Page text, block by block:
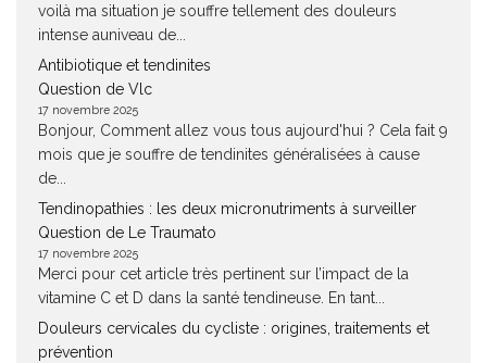
voilà ma situation je souffre tellement des douleurs
intense auniveau de...
Antibiotique et tendinites
Question de Vlc
17 novembre 2025
Bonjour, Comment allez vous tous aujourd'hui ? Cela fait 9
mois que je souffre de tendinites généralisées à cause
de...
Tendinopathies : les deux micronutriments à surveiller
Question de Le Traumato
17 novembre 2025
Merci pour cet article très pertinent sur l’impact de la
vitamine C et D dans la santé tendineuse. En tant...
Douleurs cervicales du cycliste : origines, traitements et
prévention